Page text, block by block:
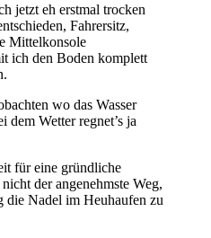
jetzt eh erstmal trocken
Fahrersitz,
Mittelkonsole
ich den Boden komplett
wo das Wasser
dem Wetter regnet’s ja
für eine gründliche
der angenehmste Weg,
die Nadel im Heuhaufen zu